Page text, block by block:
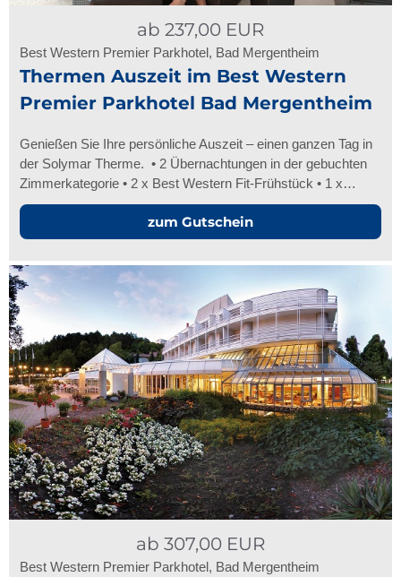
ab 237,00 EUR
Best Western Premier Parkhotel, Bad Mergentheim
Thermen Auszeit im Best Western
Premier Parkhotel Bad Mergentheim
Genießen Sie Ihre persönliche Auszeit – einen ganzen Tag in
der Solymar Therme. • 2 Übernachtungen in der gebuchten
Zimmerkategorie • 2 x Best Western Fit-Frühstück • 1 x…
zum Gutschein
ab 307,00 EUR
Best Western Premier Parkhotel, Bad Mergentheim